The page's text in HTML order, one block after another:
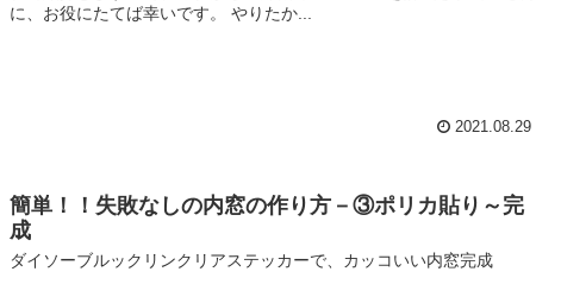
に、お役にたてば幸いです。 やりたか...
2021.08.29
簡単！！失敗なしの内窓の作り方－③ポリカ貼り～完
成
ダイソーブルックリンクリアステッカーで、カッコいい内窓完成